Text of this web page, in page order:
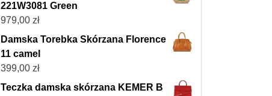
221W3081 Green
979,00 zł
Damska Torebka Skórzana Florence
11 camel
399,00 zł
Teczka damska skórzana KEMER B